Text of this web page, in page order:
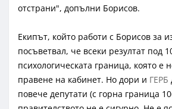
отстрани", допълни Борисов.
Екипът, който работи с Борисов за
посъветвал, че всеки резултат под
психологическата граница, която е
правене на кабинет. Но дори и ГЕРБ
повече депутати (с горна граница